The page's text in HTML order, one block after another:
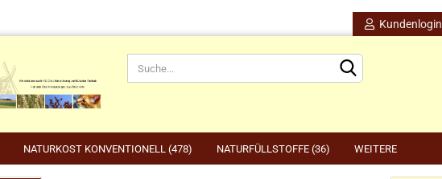
Kundenlogin
NATURKOST KONVENTIONELL (478) NATURFÜLLSTOFFE (36) WEITERE